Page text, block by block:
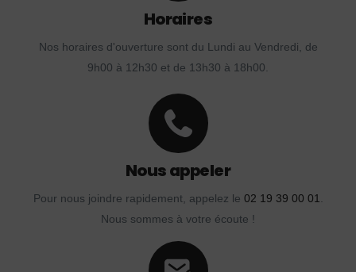
Horaires
Nos horaires d'ouverture sont du Lundi au Vendredi, de
9h00 à 12h30 et de 13h30 à 18h00.
Nous appeler
Pour nous joindre rapidement, appelez le 02 19 39 00 01.
Nous sommes à votre écoute !